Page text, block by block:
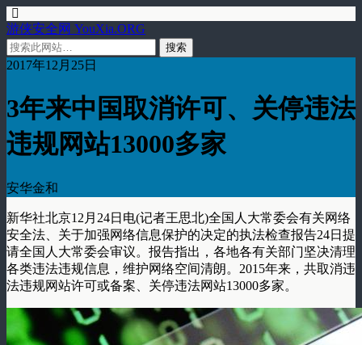
游侠安全网 YouXia.ORG
2017年12月25日
3年来中国取消许可、关停违法
违规网站13000多家
安华金和
新华社北京12月24日电(记者王思北)全国人大常委会有关网络
安全法、关于加强网络信息保护的决定的执法检查报告24日提
请全国人大常委会审议。报告指出，各地各有关部门坚决清理
各类违法违规信息，维护网络空间清朗。2015年来，共取消违
法违规网站许可或备案、关停违法网站13000多家。